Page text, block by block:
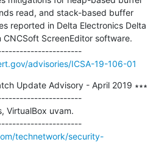
read, and stack-based buffer
reported in Delta Electronics Delta
CNCSoft ScreenEditor software.
---------------------------------------------
advisories/ICSA-19-106-01
Update Advisory - April 2019 ∗∗∗
VirtualBox uvam.
---------------------------------------------
technetwork/security-